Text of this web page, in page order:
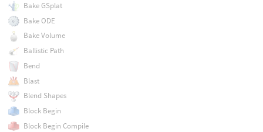
Bake GSplat
Bake ODE
Bake Volume
Ballistic Path
Bend
Blast
Blend Shapes
Block Begin
Block Begin Compile